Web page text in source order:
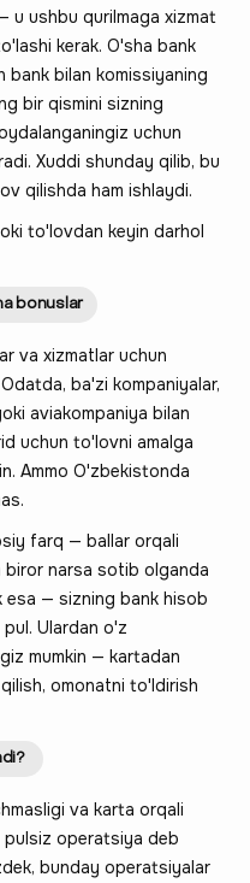
u ushbu qurilmaga xizmat
kerak. O'sha bank
bank bilan komissiyaning
bir qismini sizning
uchun
Xuddi shunday qilib, bu
qilishda ham ishlaydi.
to'lovdan keyin darhol
bonuslar
va xizmatlar uchun
ba'zi kompaniyalar,
aviakompaniya bilan
uchun to'lovni amalga
Ammo O'zbekistonda
farq — ballar orqali
biror narsa sotib olganda
esa — sizning bank hisob
Ulardan o'z
mumkin — kartadan
omonatni to'ldirish
va karta orqali
operatsiya deb
bunday operatsiyalar